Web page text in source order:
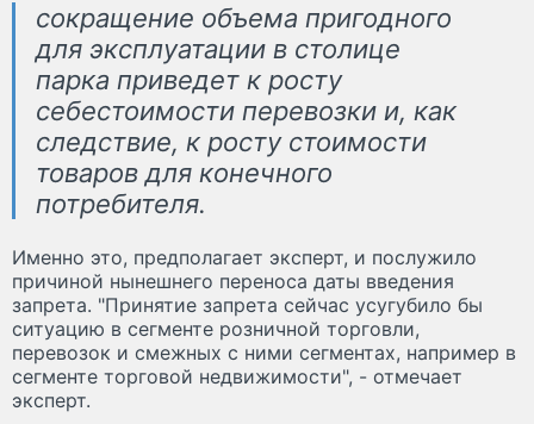
сокращение объема пригодного
для эксплуатации в столице
парка приведет к росту
себестоимости перевозки и, как
следствие, к росту стоимости
товаров для конечного
потребителя.
Именно это, предполагает эксперт, и послужило
причиной нынешнего переноса даты введения
запрета. "Принятие запрета сейчас усугубило бы
ситуацию в сегменте розничной торговли,
перевозок и смежных с ними сегментах, например в
сегменте торговой недвижимости", - отмечает
эксперт.